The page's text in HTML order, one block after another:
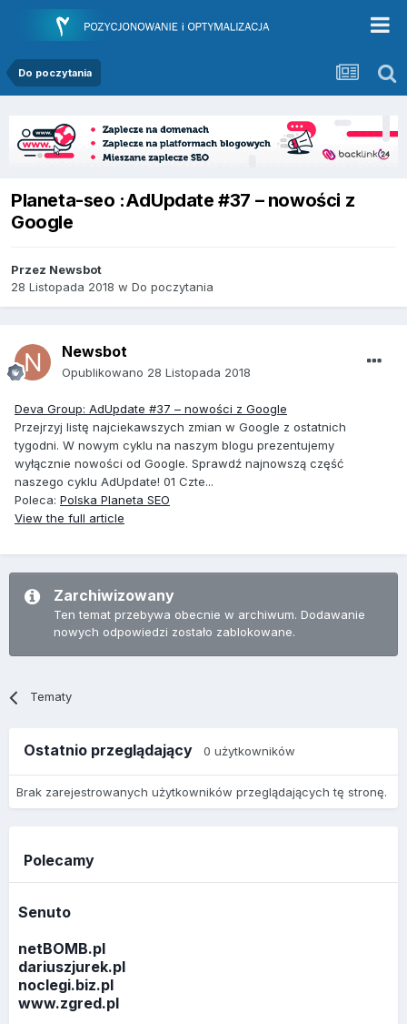
Do poczytania
Planeta-seo :AdUpdate #37 – nowości z
Google
Przez Newsbot
28 Listopada 2018 w Do poczytania
Newsbot
Opublikowano 28 Listopada 2018
Deva Group: AdUpdate #37 – nowości z Google
Przejrzyj listę najciekawszych zmian w Google z ostatnich
tygodni. W nowym cyklu na naszym blogu prezentujemy
wyłącznie nowości od Google. Sprawdź najnowszą część
naszego cyklu AdUpdate! 01 Czte...
Poleca: Polska Planeta SEO
View the full article
Zarchiwizowany
Ten temat przebywa obecnie w archiwum. Dodawanie
nowych odpowiedzi zostało zablokowane.
Tematy
Ostatnio przeglądający 0 użytkowników
Brak zarejestrowanych użytkowników przeglądających tę stronę.
Polecamy
Senuto
netBOMB.pl
dariuszjurek.pl
noclegi.biz.pl
www.zgred.pl